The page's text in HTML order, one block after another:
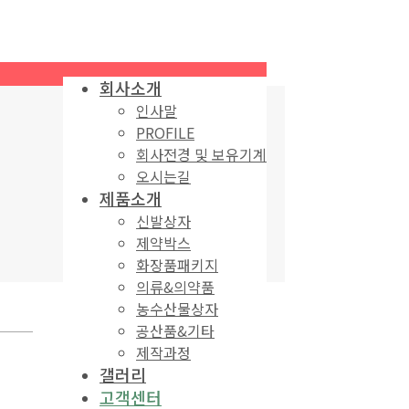
회사소개
인사말
PROFILE
회사전경 및 보유기계
오시는길
제품소개
신발상자
제약박스
화장품패키지
의류&의약품
농수산물상자
공산품&기타
제작과정
갤러리
고객센터